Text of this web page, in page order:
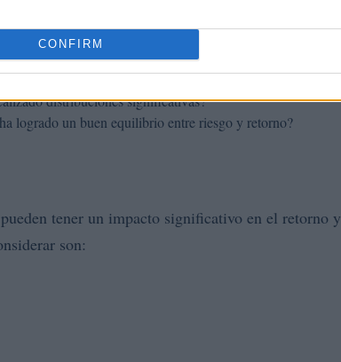
CONFIRM
de las inversiones a lo largo del tiempo.
crecido el capital invertido.
distribuciones significativas?
logrado un buen equilibrio entre riesgo y retorno?
tener un impacto significativo en el retorno y
son: